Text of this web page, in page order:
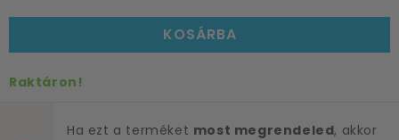
KOSÁRBA
Raktáron!
Ha ezt a terméket most megrendeled, akkor